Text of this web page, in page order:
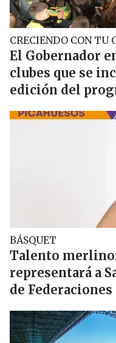
CRECIENDO CON TU
El Gobernador
clubes que se
edición del
BÁSQUET
Talento
representará a
de Federaciones